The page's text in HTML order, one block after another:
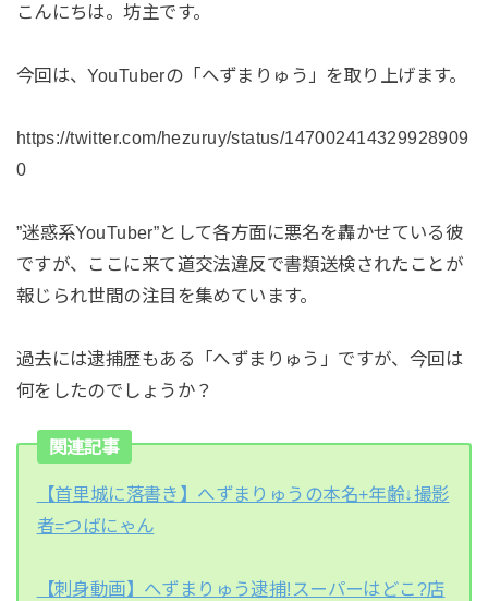
こんにちは。坊主です。
今回は、YouTuberの「へずまりゅう」を取り上げます。
https://twitter.com/hezuruy/status/147002414329928909
0
”迷惑系YouTuber”として各方面に悪名を轟かせている彼
ですが、ここに来て道交法違反で書類送検されたことが
報じられ世間の注目を集めています。
過去には逮捕歴もある「へずまりゅう」ですが、今回は
何をしたのでしょうか？
関連記事
【首里城に落書き】へずまりゅうの本名+年齢↓撮影
者=つばにゃん
【刺身動画】へずまりゅう逮捕!スーパーはどこ?店